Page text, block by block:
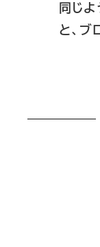
同じ
と、ブ